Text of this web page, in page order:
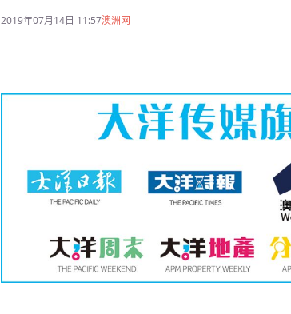
2019年07月14日 11:57澳洲网